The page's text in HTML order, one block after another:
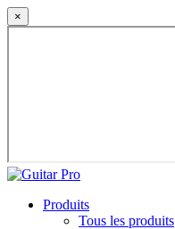
×
Produits
Tous les produits